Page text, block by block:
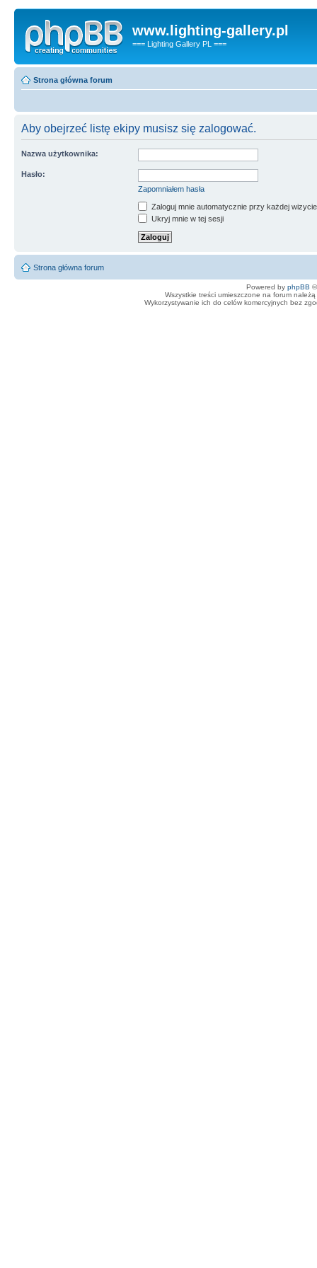
www.lighting-gallery.pl
=== Lighting Gallery PL ===
Strona główna forum
Aby obejrzeć listę ekipy musisz się zalogować.
Nazwa użytkownika:
Hasło:
Zapomniałem hasła
Zaloguj mnie automatycznie przy każdej wizycie
Ukryj mnie w tej sesji
Strona główna forum
Powered by phpBB
Wszystkie treści umieszczone na forum
Wykorzystywanie ich do celów komercyjnych bez